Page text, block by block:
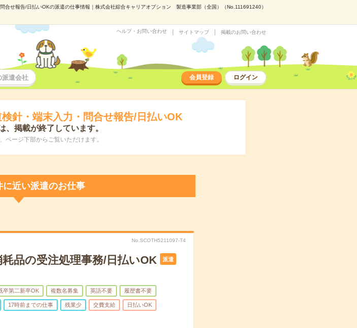
合せ報告/日払いOKの派遣の仕事情報｜株式会社綜合キャリアオプション 製造事業部（全国）（No.111691240）
ヘルプ・お問い合わせ サイトマップ 掲載のお問い合わせ
派遣会社 会員登録 ログイン
検針・端末入力・問合せ報告/日払いOK
、掲載が終了しています。
ページ下部からご覧いただけます。
に近い派遣のお仕事
No.SCOTH5211097-T4
品の受注処理事務/日払いOK 派遣
卒第二新卒OK 複数名募集 英語不要 履歴書不要
17時前までの仕事 残業少 交費支給 日払いOK